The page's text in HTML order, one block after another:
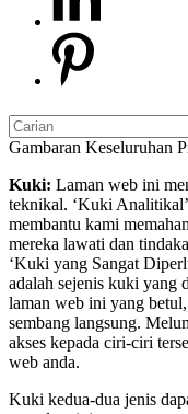
Gambaran Keseluruhan
Kuki: Laman web ini
teknikal. ‘Kuki
membantu kami
mereka lawati dan
‘Kuki yang Sangat
adalah sejenis kuki yang
laman web ini yang
sembang langsung.
akses kepada ciri-ciri
web anda.
Kuki kedua-dua jenis